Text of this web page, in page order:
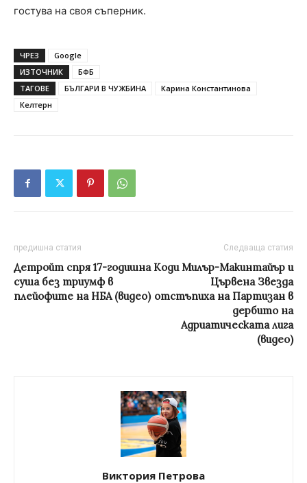
гостува на своя съперник.
ЧРЕЗ
Google
ИЗТОЧНИК
БФБ
ТАГОВЕ
БЪЛГАРИ В ЧУЖБИНА
Карина Константинова
Келтерн
предишна статия
Детройт спря 17-годишна
суша без триумф в
плейофите на НБА (видео)
Следваща статия
Коди Милър-Макинтайър и
Цървена Звезда
отстъпиха на Партизан в
дербито на
Адриатическата лига
(видео)
Виктория Петрова